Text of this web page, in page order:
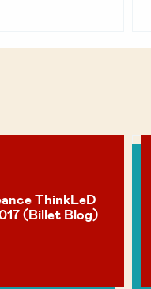
ThinkLeD
(Billet Blog)